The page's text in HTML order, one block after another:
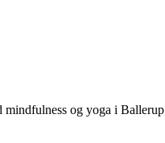
mindfulness og yoga i Ballerup